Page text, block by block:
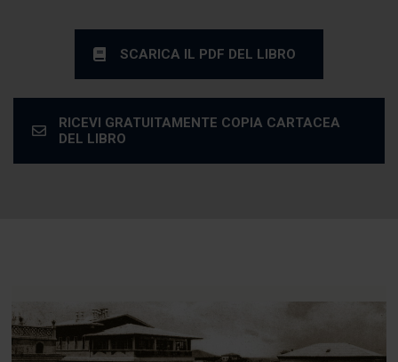
SCARICA IL PDF DEL LIBRO
RICEVI GRATUITAMENTE COPIA CARTACEA
DEL LIBRO